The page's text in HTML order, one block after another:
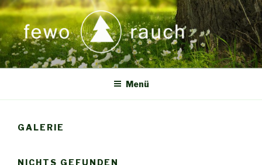
Zum
Inhalt
springen
Menü
GALERIE
NICHTS GEFUNDEN